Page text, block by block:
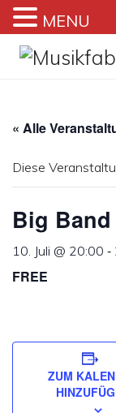
Zum
Inhalt
« Alle
Diese
Big
10. Juli @ 20:00 -
FREE
ZUM
MENU